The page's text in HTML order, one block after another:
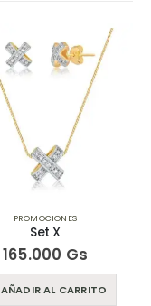
PROMOCIONES
Set X
165.000 Gs
AÑADIR AL CARRITO